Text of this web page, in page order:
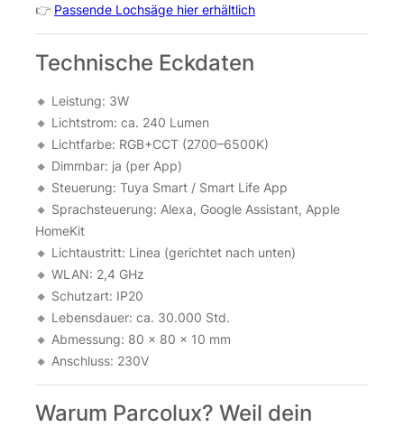
👉 Passende Lochsäge hier erhältlich
Technische Eckdaten
🔸 Leistung: 3W
🔸 Lichtstrom: ca. 240 Lumen
🔸 Lichtfarbe: RGB+CCT (2700–6500K)
🔸 Dimmbar: ja (per App)
🔸 Steuerung: Tuya Smart / Smart Life App
🔸 Sprachsteuerung: Alexa, Google Assistant, Apple
HomeKit
🔸 Lichtaustritt: Linea (gerichtet nach unten)
🔸 WLAN: 2,4 GHz
🔸 Schutzart: IP20
🔸 Lebensdauer: ca. 30.000 Std.
🔸 Abmessung: 80 × 80 × 10 mm
🔸 Anschluss: 230V
Warum Parcolux? Weil dein